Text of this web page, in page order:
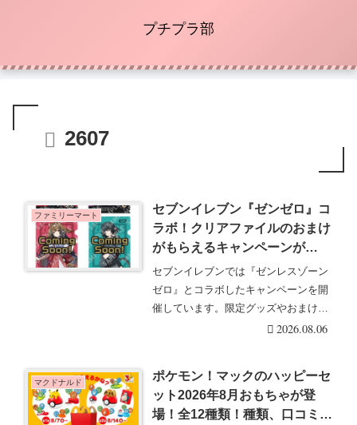
プチプラ部
2607
ファミリーマート
セブンイレブン『ゼンゼロ』コ
ラボ！クリアファイルのおまけ
がもらえるキャンペーンが
2026/8/6～開催！クリアカード
付き明治チョコも新発売！
セブンイレブンでは『ゼンレスゾーン
ゼロ』とコラボしたキャンペーンを開
催しています。限定グッズやおまけな
どが展開します。セ・・・続きを読む
2026.08.06
マクドナルド
ポケモン！マックのハッピーセ
ット2026年8月おもちゃが登
場！全12種類！種類、口コミ、